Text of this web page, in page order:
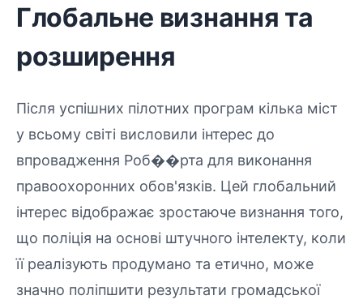
Глобальне визнання та
розширення
Після успішних пілотних програм кілька міст
у всьому світі висловили інтерес до
впровадження Роб��рта для виконання
правоохоронних обов'язків. Цей глобальний
інтерес відображає зростаюче визнання того,
що поліція на основі штучного інтелекту, коли
її реалізують продумано та етично, може
значно поліпшити результати громадської